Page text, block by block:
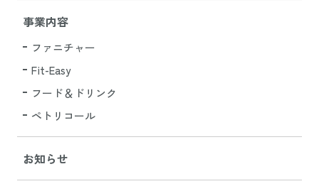
事業内容
ファニチャー
Fit-Easy
フード＆ドリンク
ペトリコール
お知らせ